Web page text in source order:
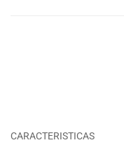
CARACTERISTICAS